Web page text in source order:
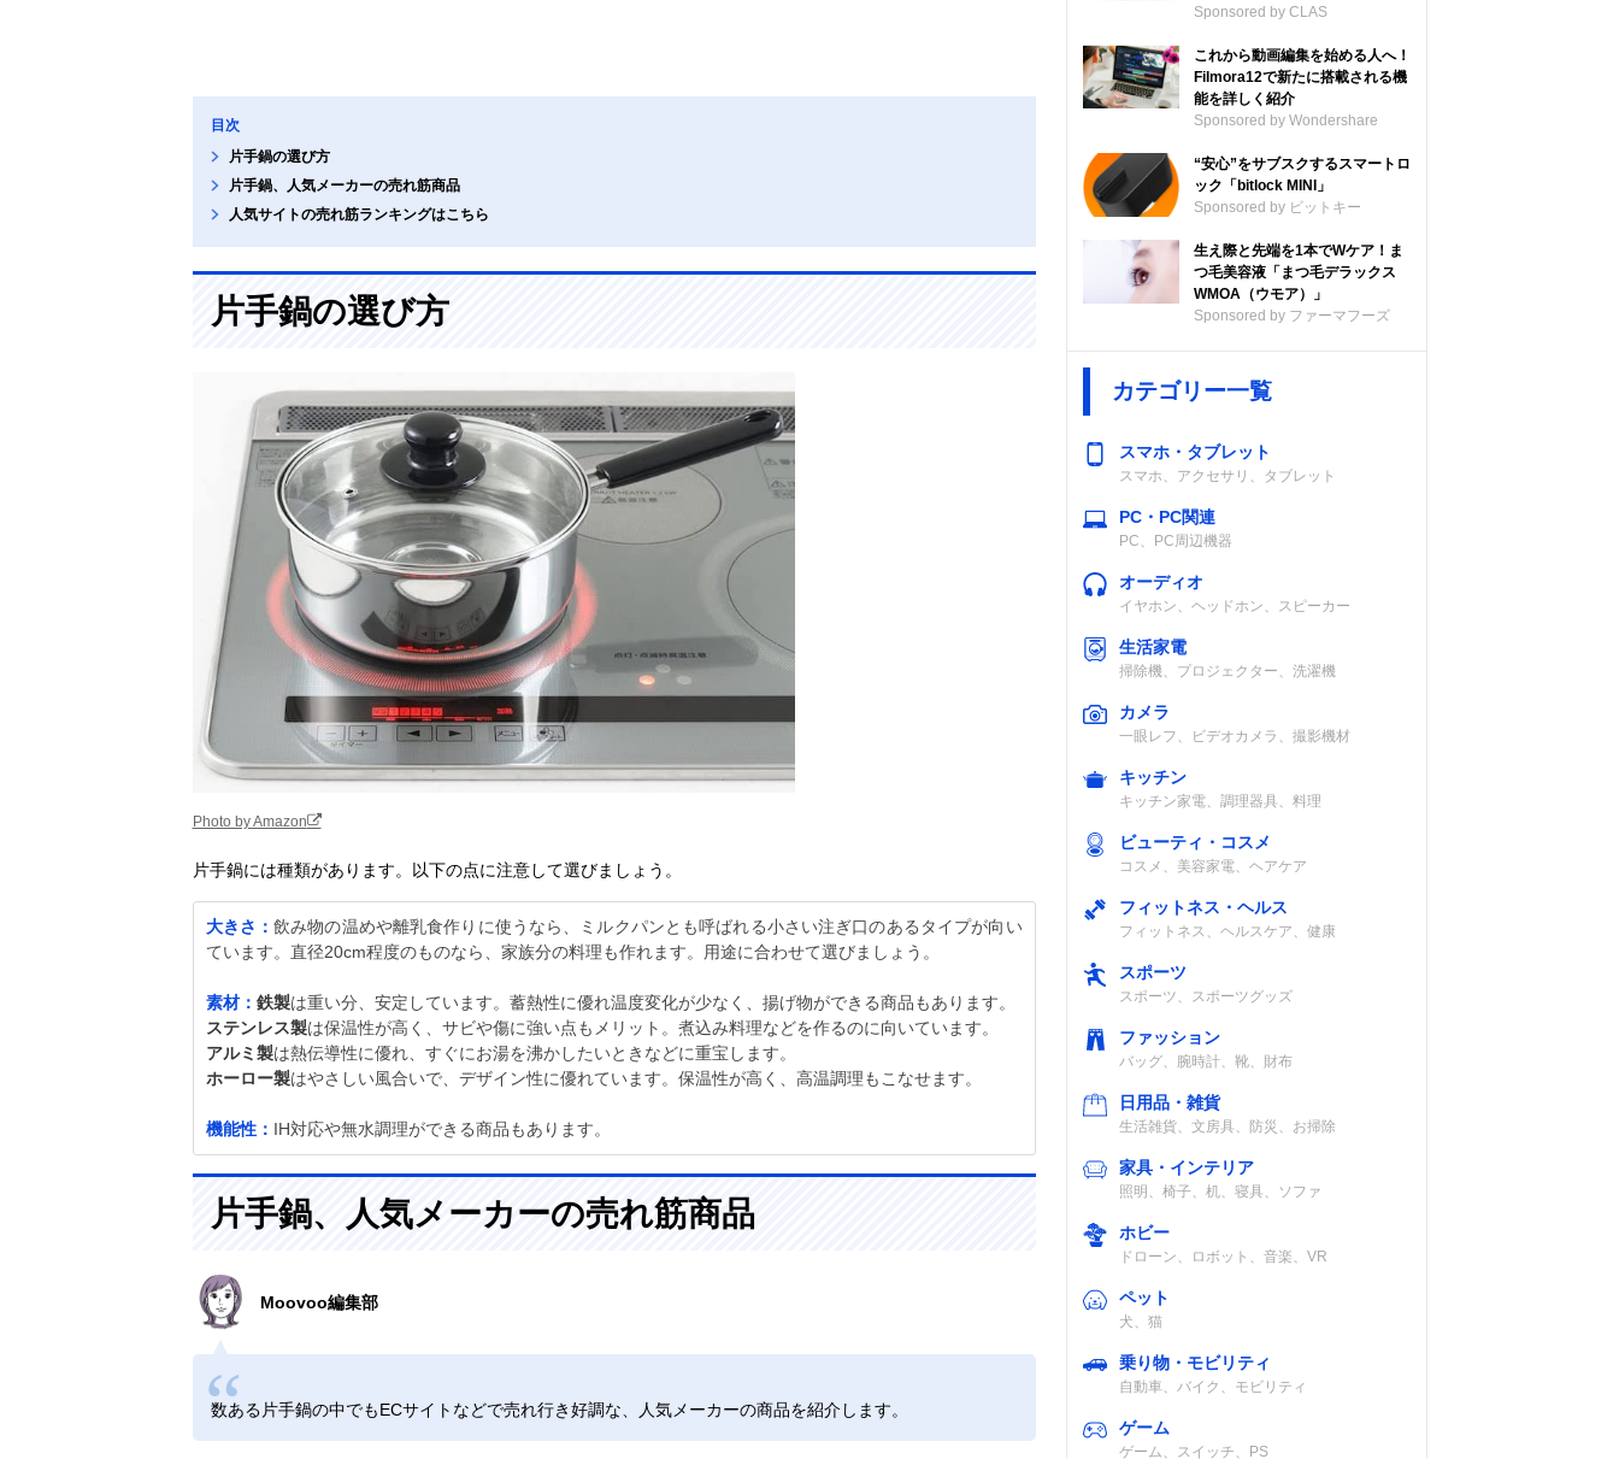
目次
片手鍋の選び方
片手鍋、人気メーカーの売れ筋商品
人気サイトの売れ筋ランキングはこちら
片手鍋の選び方
Photo by Amazon
片手鍋には種類があります。以下の点に注意して選びましょう。
大きさ：飲み物の温めや離乳食作りに使うなら、ミルクパンとも呼ばれる小さい注ぎ口のあるタイプが向い
ています。直径20cm程度のものなら、家族分の料理も作れます。用途に合わせて選びましょう。
素材： 鉄製は重い分、安定しています。蓄熱性に優れ温度変化が少なく、揚げ物ができる商品もあります。
ステンレス製は保温性が高く、サビや傷に強い点もメリット。煮込み料理などを作るのに向いています。
アルミ製は熱伝導性に優れ、すぐにお湯を沸かしたいときなどに重宝します。
ホーロー製はやさしい風合いで、デザイン性に優れています。保温性が高く、高温調理もこなせます。
機能性： IH対応や無水調理ができる商品もあります。
片手鍋、人気メーカーの売れ筋商品
Moovoo編集部
数ある片手鍋の中でもECサイトなどで売れ行き好調な、人気メーカーの商品を紹介します。
Sponsored by CLAS
これから動画編集を始める人へ！
Filmora12で新たに搭載される機
能を詳しく紹介
Sponsored by Wondershare
“安心”をサブスクするスマートロ
ック「bitlock MINI」
Sponsored by ビットキー
生え際と先端を1本でWケア！ま
つ毛美容液「まつ毛デラックス
WMOA（ウモア）」
Sponsored by ファーマフーズ
カテゴリー一覧
スマホ・タブレット
スマホ、アクセサリ、タブレット
PC・PC関連
PC、PC周辺機器
オーディオ
イヤホン、ヘッドホン、スピーカー
生活家電
掃除機、プロジェクター、洗濯機
カメラ
一眼レフ、ビデオカメラ、撮影機材
キッチン
キッチン家電、調理器具、料理
ビューティ・コスメ
コスメ、美容家電、ヘアケア
フィットネス・ヘルス
フィットネス、ヘルスケア、健康
スポーツ
スポーツ、スポーツグッズ
ファッション
バッグ、腕時計、靴、財布
日用品・雑貨
生活雑貨、文房具、防災、お掃除
家具・インテリア
照明、椅子、机、寝具、ソファ
ホビー
ドローン、ロボット、音楽、VR
ペット
犬、猫
乗り物・モビリティ
自動車、バイク、モビリティ
ゲーム
ゲーム、スイッチ、PS